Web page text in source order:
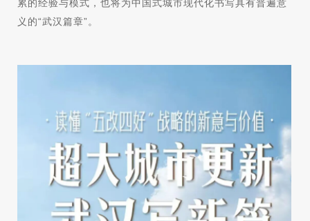
累的经验与模式，也将为中国式城市现代化书写具有普遍意
义的“武汉篇章”。